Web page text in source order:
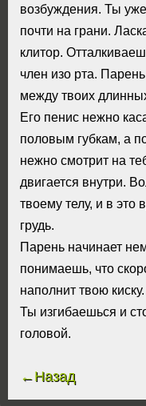
возбуждения. Ты
почти на грани.
клитор.
член изо рта.
между твоих
Его пенис нежно
половым губкам, а
нежно смотрит на
двигается внутри.
твоему телу, и в это
грудь.
Парень начинает
понимаешь, что
наполнит твою
Ты изгибаешься и
головой.
←Назад